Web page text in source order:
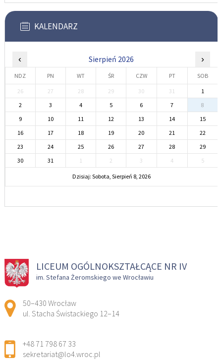
KALENDARZ
‹ Sierpień 2026 ›
NDZ PN WT ŚR CZW PT SOB
26 27 28 29 30 31
1
2
3 4 5 6 7
8
9
10 11 12 13 14
15
16
17 18 19 20 21
22
23
24 25 26 27 28
29
30
31 1 2 3 4 5
Dzisiaj: Sobota, Sierpień 8, 2026
LICEUM OGÓLNOKSZTAŁCĄCE NR IV
im. Stefana Żeromskiego we Wrocławiu
Adres pocztowy:
50–430 Wrocław
ul. Stacha Świstackiego 12–14
+48 71 798 67 33
sekretariat@lo4.wroc.pl